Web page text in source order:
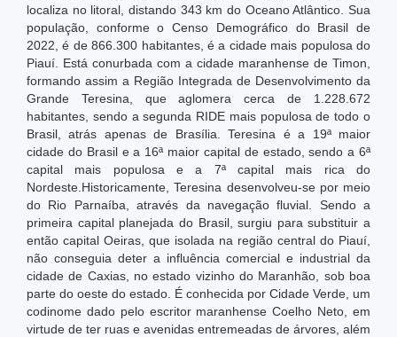
localiza no litoral, distando 343 km do Oceano Atlântico. Sua
população, conforme o Censo Demográfico do Brasil de
2022, é de 866.300 habitantes, é a cidade mais populosa do
Piauí. Está conurbada com a cidade maranhense de Timon,
formando assim a Região Integrada de Desenvolvimento da
Grande Teresina, que aglomera cerca de 1.228.672
habitantes, sendo a segunda RIDE mais populosa de todo o
Brasil, atrás apenas de Brasília. Teresina é a 19ª maior
cidade do Brasil e a 16ª maior capital de estado, sendo a 6ª
capital mais populosa e a 7ª capital mais rica do
Nordeste. Historicamente, Teresina desenvolveu-se por meio
do Rio Parnaíba, através da navegação fluvial. Sendo a
primeira capital planejada do Brasil, surgiu para substituir a
então capital Oeiras, que isolada na região central do Piauí,
não conseguia deter a influência comercial e industrial da
cidade de Caxias, no estado vizinho do Maranhão, sob boa
parte do oeste do estado. É conhecida por Cidade Verde, um
codinome dado pelo escritor maranhense Coelho Neto, em
virtude de ter ruas e avenidas entremeadas de árvores, além